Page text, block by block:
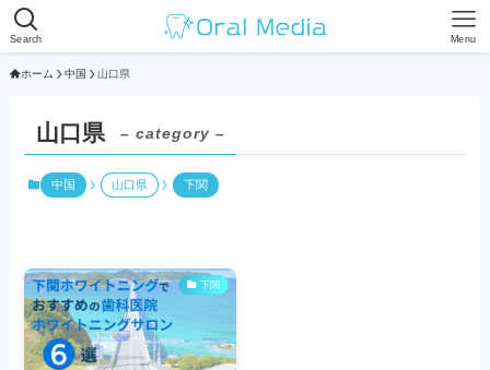
Search Menu
ホーム 中国 山口県
山口県 – category –
中国 山口県 下関
下関